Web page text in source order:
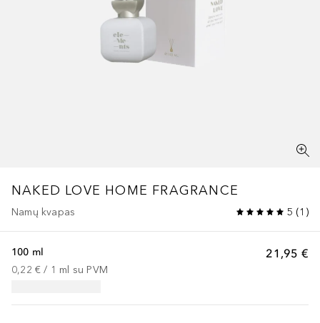
NAKED LOVE HOME FRAGRANCE
Namų kvapas 5 (1 )
21,95 €
100 ml
0,22 € / 1 ml su PVM